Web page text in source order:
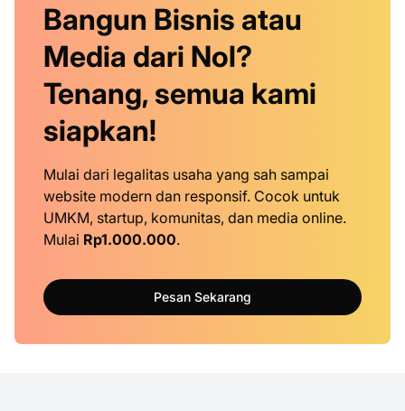
Bangun Bisnis atau
Media dari Nol?
Tenang, semua kami
siapkan!
Mulai dari legalitas usaha yang sah sampai
website modern dan responsif. Cocok untuk
UMKM, startup, komunitas, dan media online.
Mulai Rp1.000.000.
Pesan Sekarang